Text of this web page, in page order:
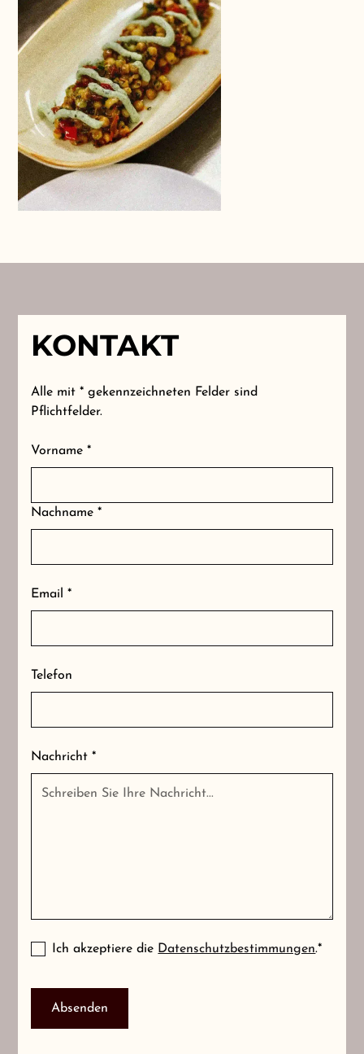
KONTAKT
Alle mit * gekennzeichneten Felder sind
Pflichtfelder.
Vorname *
Nachname *
Email *
Telefon
Nachricht *
Ich akzeptiere die Datenschutzbestimmungen.*